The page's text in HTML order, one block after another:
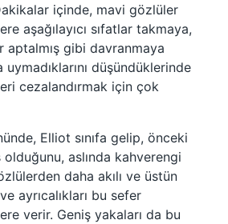
içinde, mavi gözlüler
aşağılayıcı sıfatlar takmaya,
aptalmış gibi davranmaya
düşündüklerinde
cezalandırmak için çok
Elliot sınıfa gelip, önceki
olduğunu, aslında kahverengi
daha akılı ve üstün
ayrıcalıkları bu sefer
verir. Geniş yakaları da bu